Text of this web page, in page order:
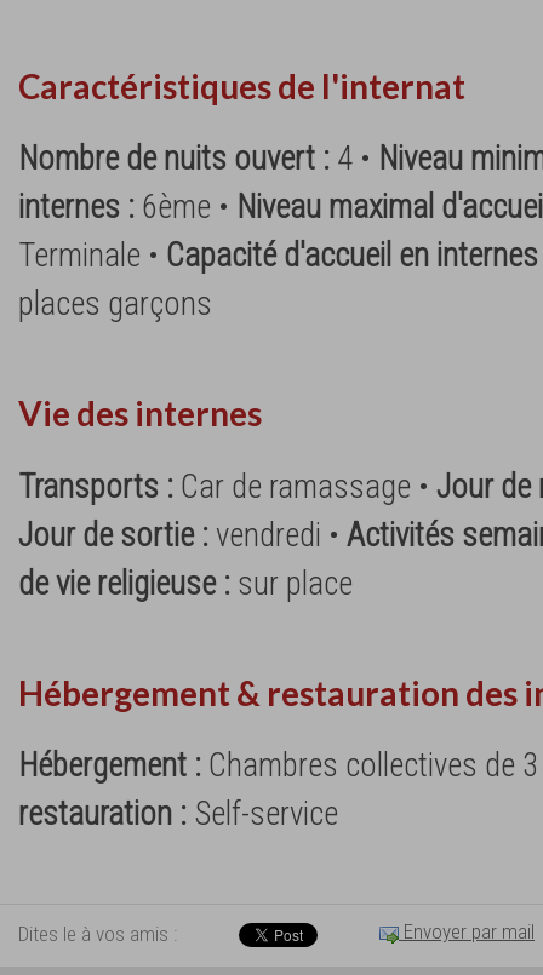
Caractéristiques de l'internat
Nombre de nuits ouvert : 4 • Niveau
internes : 6ème • Niveau maximal
Terminale • Capacité d'accueil en
places garçons
Vie des internes
Transports : Car de ramassage • Jour de
Jour de sortie :vendredi • Activités
de vie religieuse : sur place
Hébergement & restauration des
Hébergement : Chambres collectives de
restauration : Self-service
Dites le à vos amis : Envoyer par mail